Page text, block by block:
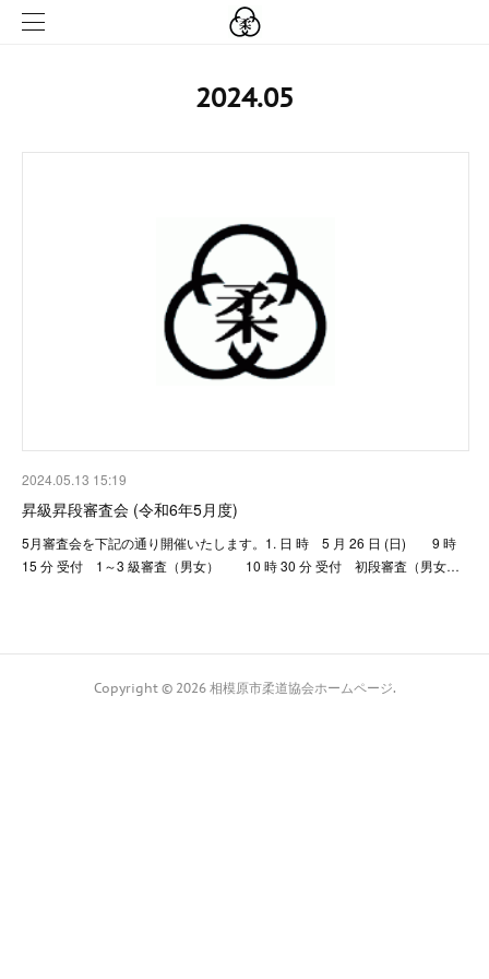
2024.05
2024.05.13 15:19
昇級昇段審査会 (令和6年5月度)
5月審査会を下記の通り開催いたします。1. 日 時 5 月 26 日 (日) 9 時
15 分 受付 1～3 級審査（男女） 10 時 30 分 受付 初段審査（男女…
Copyright © 2026 相模原市柔道協会ホームページ.